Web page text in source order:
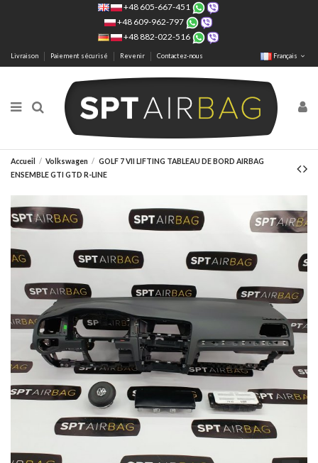
+48 605-667-451
+48 609-962-797
+48 882-022-516
Livraison Paiement sécurisé Revenir Contactez-nous Français
Accueil Volkswagen
GOLF 7 VII LIFTING TABLEAU DE BORD AIRBAG
ENSEMBLE GTI GTD R-LINE